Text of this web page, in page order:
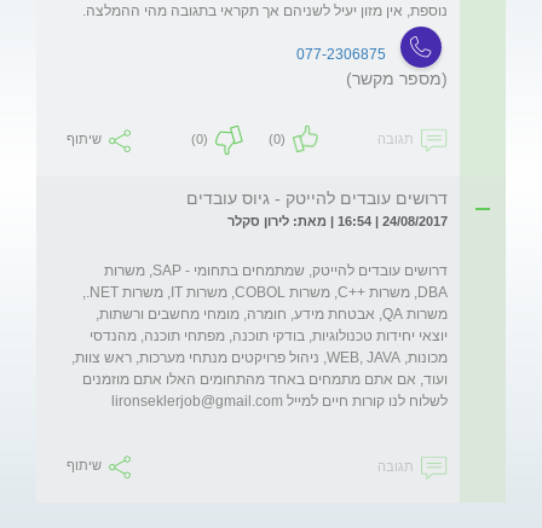
נוספת, אין מזון יעיל לשניהם אך תקראי בתגובה מהי ההמלצה.
077-2306875
(מספר מקשר)
תגובה (0)
(0) שיתוף
דרושים עובדים להייטק - גיוס עובדים
24/08/2017 | 16:54 | מאת: לירון סקלר
דרושים עובדים להייטק, שמתמחים בתחומי - SAP, משרות
משרות QA, אבטחת מידע, חומרה, מומחי מחשבים ורשתות,
יוצאי יחידות טכנולוגיות, בודקי תוכנה, מפתחי תוכנה, מהנדסי
מכונות, WEB, JAVA, ניהול פרויקטים מנתחי מערכות, ראש צוות,
ועוד, אם אתם מתמחים באחד מהתחומים האלו אתם מוזמנים
לשלוח לנו קורות חיים למייל lironseklerjob@gmail.com
תגובה שיתוף